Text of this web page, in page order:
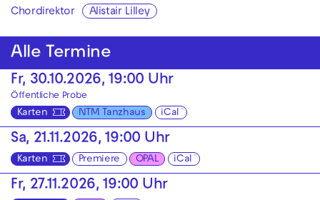
Chordirektor Alistair Lilley
Alle Termine
Fr, 30.10.2026, 19:00 Uhr
Öffentliche Probe
Karten NTM Tanzhaus iCal
Sa, 21.11.2026, 19:00 Uhr
Karten Premiere OPAL iCal
Fr, 27.11.2026, 19:00 Uhr